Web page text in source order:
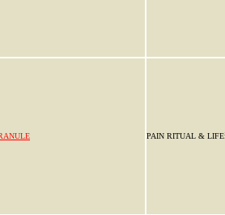
PAIN RITUAL &